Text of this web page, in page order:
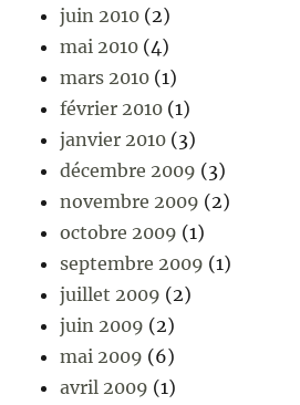
juin 2010 (2)
mai 2010 (4)
mars 2010 (1)
février 2010 (1)
janvier 2010 (3)
décembre 2009 (3)
novembre 2009 (2)
octobre 2009 (1)
septembre 2009 (1)
juillet 2009 (2)
juin 2009 (2)
mai 2009 (6)
avril 2009 (1)